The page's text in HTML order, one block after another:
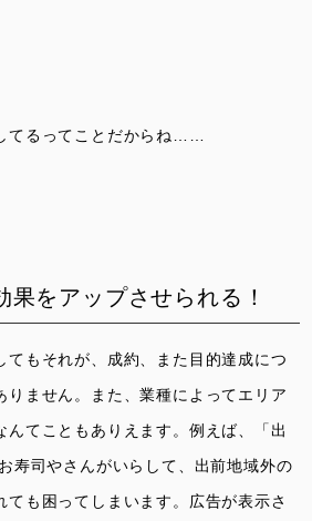
てるってことだからね……
果をアップさせられる！
てもそれが、成約、また目的達成につ
りません。また、業種によってエリア
んてこともありえます。例えば、「出
寿司やさんがいらして、出前地域外の
ても困ってしまいます。広告が表示さ